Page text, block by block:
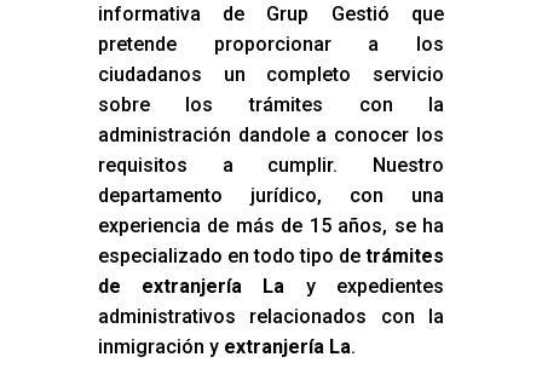
informativa de Grup Gestió que
pretende proporcionar a los
ciudadanos un completo servicio
sobre los trámites con la
administración dandole a conocer los
requisitos a cumplir. Nuestro
departamento jurídico, con una
experiencia de más de 15 años, se ha
especializado en todo tipo detrámites
de extranjería La y expedientes
administrativos relacionados con la
inmigración y extranjería La.